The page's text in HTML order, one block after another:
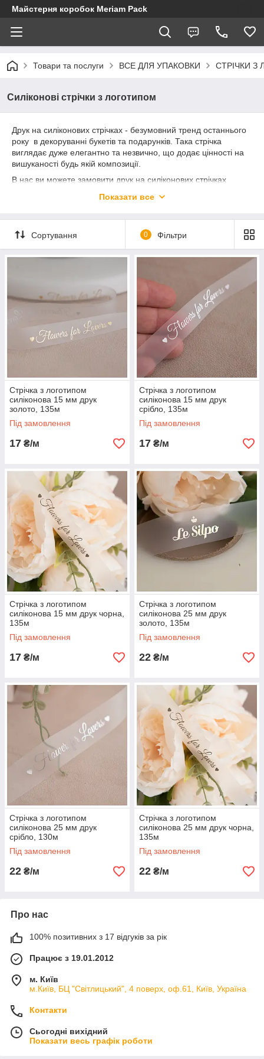
Майстерня коробок Meriam Pack
Товари та послуги ВСЕ ДЛЯ УПАКОВКИ СТРІЧКИ
Силіконові стрічки з логотипом
Друк на силіконових стрічках - безумовний тренд останнього
року в декоруванні букетів та подарунків. Така стрічка
виглядає дуже елегантно та незвично, що додає цінності на
вишуканості будь якій композиції.
В нас ви можете замовити друк на силіконових стрічках
Показати все
Сортування 0 Фільтри
Стрічка з логотипом
силіконова 15 мм друк
золото, 135м
Під замовлення
17 ₴/м
Стрічка з логотипом
силіконова 15 мм друк
cрібло, 135м
Під замовлення
17 ₴/м
Стрічка з логотипом
силіконова 15 мм друк чорна,
135м
Під замовлення
17 ₴/м
Стрічка з логотипом
силіконова 25 мм друк
золото, 135м
Під замовлення
22 ₴/м
Стрічка з логотипом
силіконова 25 мм друк
cрібло, 130м
Під замовлення
22 ₴/м
Стрічка з логотипом
силіконова 25 мм друк чорна,
135м
Під замовлення
22 ₴/м
Про нас
100% позитивних з 17 відгуків за рік
Працює з 19.01.2012
м. Київ
м.Київ, БЦ "Світлицький", 4 поверх, оф.61, Київ, Україна
Контакти
Сьогодні вихідний
Показати весь графік роботи